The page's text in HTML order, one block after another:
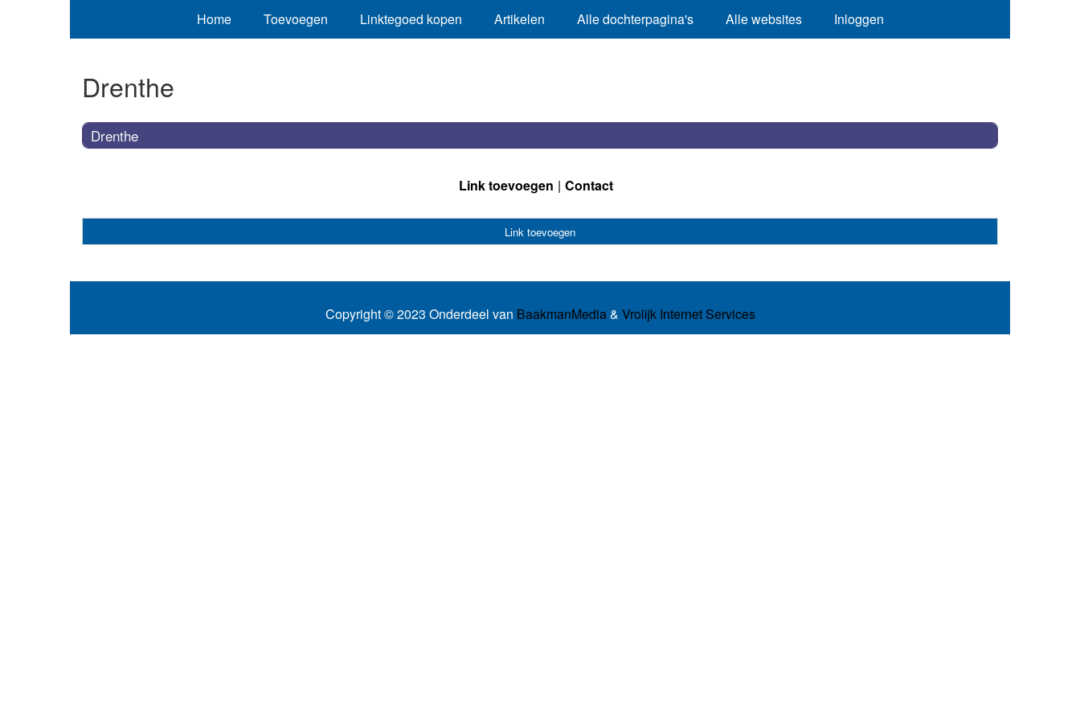
Home Toevoegen Linktegoed kopen Artikelen Alle dochterpagina's Alle websites Inloggen
Drenthe
Drenthe
Link toevoegen Contact
Link toevoegen
Copyright © 2023 Onderdeel van BaakmanMedia& Vrolijk Internet Services